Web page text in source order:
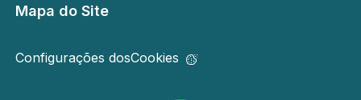
Mapa do Site
Configurações dosCookies